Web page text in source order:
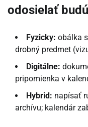
odosielať
Fyzicky: obálka
drobný predmet
Digitálne:
pripomienka v
Hybrid: napísať
archívu; kalendár